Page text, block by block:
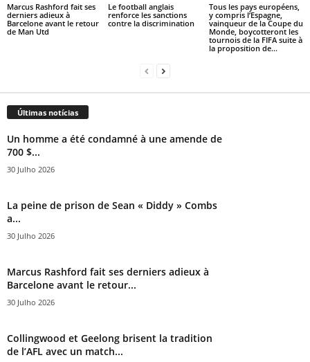
Marcus Rashford fait ses
derniers adieux à
Barcelone avant le retour
de Man Utd
Le football anglais
renforce les sanctions
contre la discrimination
Tous les pays européens,
y compris l’Espagne,
vainqueur de la Coupe du
Monde, boycotteront les
tournois de la FIFA suite à
la proposition de...
Últimas notícias
Un homme a été condamné à une amende de
700 $...
30 Julho 2026
La peine de prison de Sean « Diddy » Combs
a...
30 Julho 2026
Marcus Rashford fait ses derniers adieux à
Barcelone avant le retour...
30 Julho 2026
Collingwood et Geelong brisent la tradition
de l’AFL avec un match...